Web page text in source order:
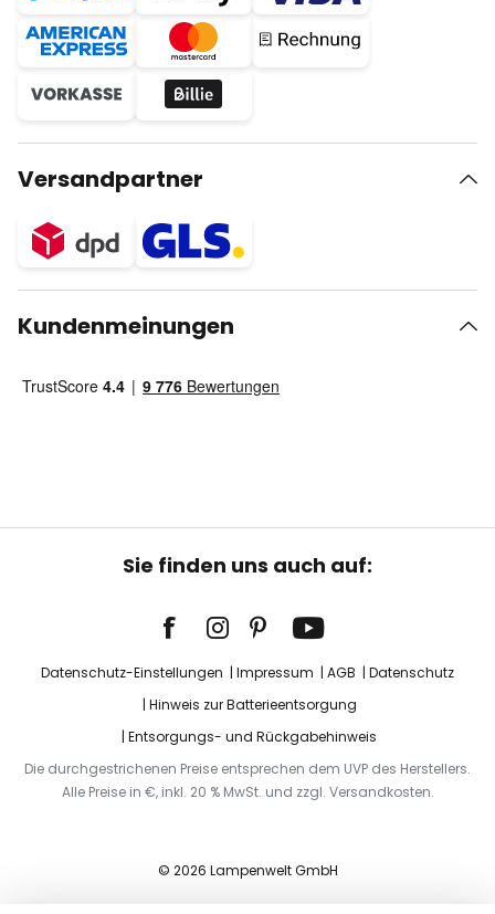
Versandpartner
Kundenmeinungen
Sie finden uns auch auf:
Datenschutz-Einstellungen Impressum AGB
Datenschutz
Hinweis zur Batterieentsorgung
Entsorgungs- und Rückgabehinweis
Die durchgestrichenen Preise entsprechen dem UVP des Herstellers.
Alle Preise in €, inkl. 20 % MwSt. und zzgl. Versandkosten.
© 2026 Lampenwelt GmbH